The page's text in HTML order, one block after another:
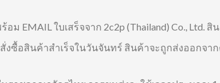
EMAIL ใบเสร็จจาก 2c2p (Thailand) Co., Ltd.
ซื้อสินค้าสำเร็จในวันจันทร์ สินค้าจะถูกส่งออกจ